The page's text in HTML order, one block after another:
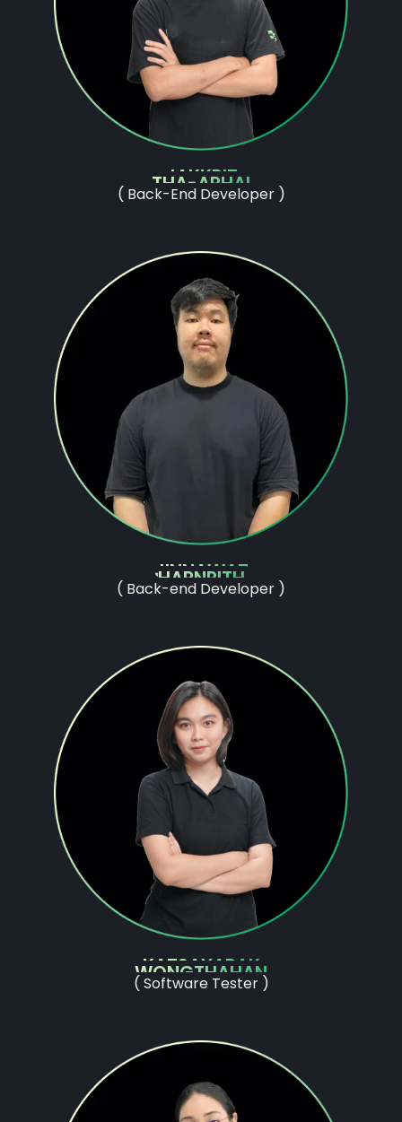
JAKKRIT
THA-APHAI
( Back-End Developer )
JINNAWAT
HARNRITH
( Back-end Developer )
KATSAYAPAK
WONGTHAHAN
( Software Tester )